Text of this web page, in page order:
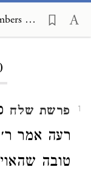
Minei Targuma on Torah, Numbers 13:20
1 פרשת שלח
רעה אמר
טובה